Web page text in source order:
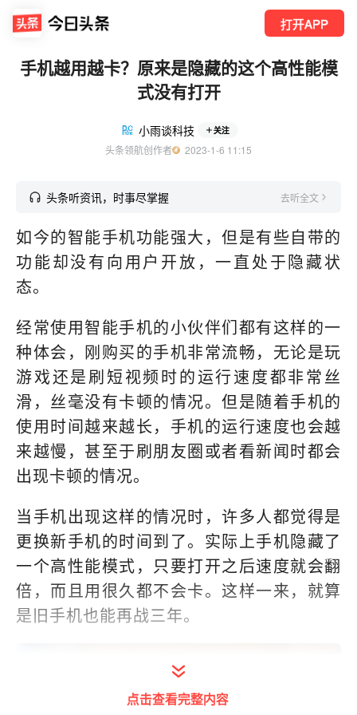
打开APP
手机越用越卡？原来是隐藏的这个高性能模
式没有打开
小雨谈科技 关注
头条领航创作者
  2023-1-6 11:15
头条听资讯，时事尽掌握 去听全文
如今的智能手机功能强大，但是有些自带的
功能却没有向用户开放，一直处于隐藏状
态。
经常使用智能手机的小伙伴们都有这样的一
种体会，刚购买的手机非常流畅，无论是玩
游戏还是刷短视频时的运行速度都非常丝
滑，丝毫没有卡顿的情况。但是随着手机的
使用时间越来越长，手机的运行速度也会越
来越慢，甚至于刷朋友圈或者看新闻时都会
出现卡顿的情况。
当手机出现这样的情况时，许多人都觉得是
更换新手机的时间到了。实际上手机隐藏了
一个高性能模式，只要打开之后速度就会翻
倍，而且用很久都不会卡。这样一来，就算
是旧手机也能再战三年。
点击查看完整内容